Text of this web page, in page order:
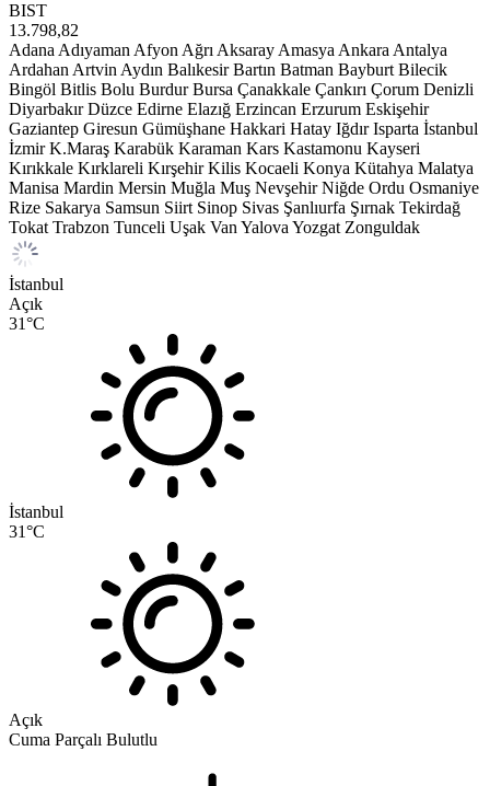
BIST
13.798,82
Adana Adıyaman Afyon Ağrı Aksaray Amasya Ankara Antalya
Ardahan Artvin Aydın Balıkesir Bartın Batman Bayburt Bilecik
Bingöl Bitlis Bolu Burdur Bursa Çanakkale Çankırı Çorum Denizli
Diyarbakır Düzce Edirne Elazığ Erzincan Erzurum Eskişehir
Gaziantep Giresun Gümüşhane Hakkari Hatay Iğdır Isparta İstanbul
İzmir K.Maraş Karabük Karaman Kars Kastamonu Kayseri
Kırıkkale Kırklareli Kırşehir Kilis Kocaeli Konya Kütahya Malatya
Manisa Mardin Mersin Muğla Muş Nevşehir Niğde Ordu Osmaniye
Rize Sakarya Samsun Siirt Sinop Sivas Şanlıurfa Şırnak Tekirdağ
Tokat Trabzon Tunceli Uşak Van Yalova Yozgat Zonguldak
İstanbul
Açık
31°C
İstanbul
31°C
Açık
Cuma Parçalı Bulutlu